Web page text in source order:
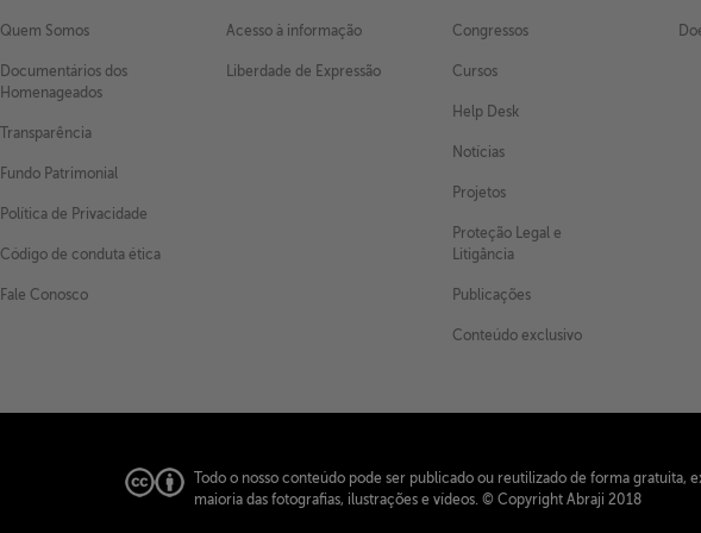
Quem Somos
Documentários dos
Homenageados
Transparência
Fundo Patrimonial
Política de Privacidade
Código de conduta ética
Fale Conosco
Acesso à informação
Liberdade de Expressão
Congressos
Cursos
Help Desk
Notícias
Projetos
Proteção Legal e
Litigância
Publicações
Conteúdo exclusivo
Todo o nosso conteúdo pode ser publicado ou reutilizado de forma gratuita,
maioria das fotografias, ilustrações e vídeos. © Copyright Abraji 2018